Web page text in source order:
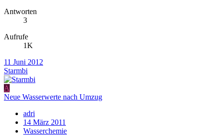
Antworten
3
Aufrufe
1K
11 Juni 2012
Starmbi
A
Neue Wasserwerte nach Umzug
adri
14 März 2011
Wasserchemie